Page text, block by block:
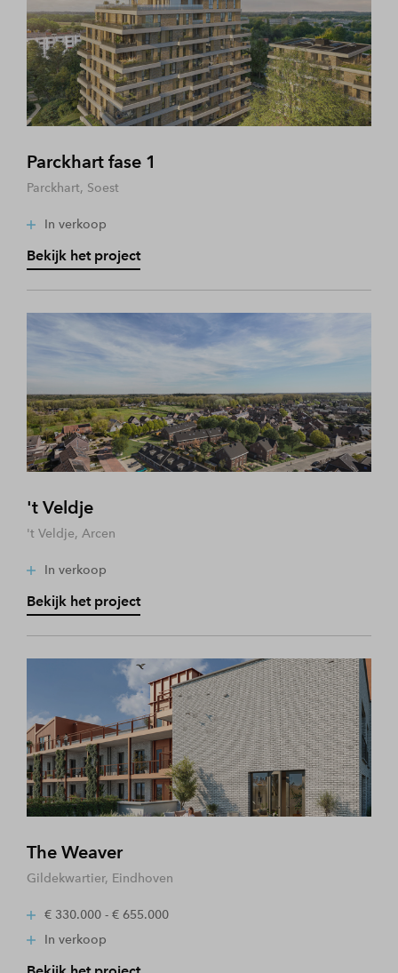
Parckhart fase 1
Parckhart, Soest
In verkoop
Bekijk het project
't Veldje
't Veldje, Arcen
In verkoop
Bekijk het project
The Weaver
Gildekwartier, Eindhoven
€ 330.000 - € 655.000
In verkoop